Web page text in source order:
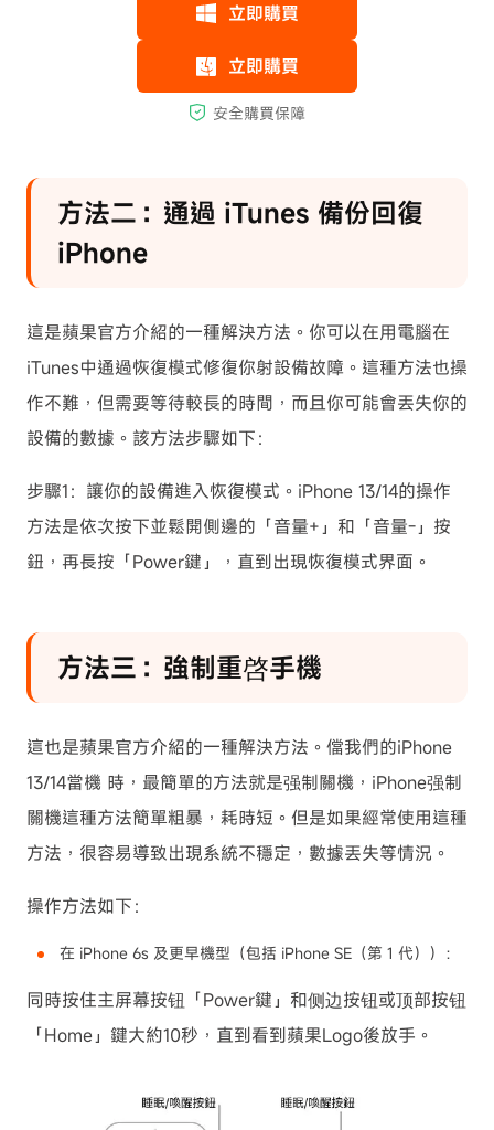
方法二：通過 iTunes 備份回復
iPhone
這是蘋果官方介紹的一種解決方法。你可以在用電腦在
iTunes中通過恢復模式修復你射設備故障。這種方法也操
作不難，但需要等待較長的時間，而且你可能會丟失你的
設備的數據。該方法步驟如下：
步驟1：讓你的設備進入恢復模式。iPhone 13/14的操作
方法是依次按下並鬆開側邊的「音量+」和「音量-」按
鈕，再長按「Power鍵」，直到出現恢復模式界面。
方法三：強制重啓手機
這也是蘋果官方介紹的一種解決方法。儅我們的iPhone
13/14當機 時，最簡單的方法就是强制關機，iPhone强制
關機這種方法簡單粗暴，耗時短。但是如果經常使用這種
方法，很容易導致出現系統不穩定，數據丟失等情況。
操作方法如下：
在 iPhone 6s 及更早機型（包括 iPhone SE（第 1 代））：
同時按住主屏幕按钮「Power鍵」和侧边按钮或顶部按钮
「Home」鍵大約10秒，直到看到蘋果Logo後放手。